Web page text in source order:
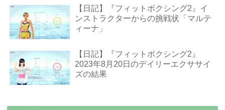
【日記】『フィットボクシング2』イ
ンストラクターからの挑戦状「マルテ
ィーナ」
【日記】『フィットボクシング2』
2023年8月20日のデイリーエクササイ
ズの結果